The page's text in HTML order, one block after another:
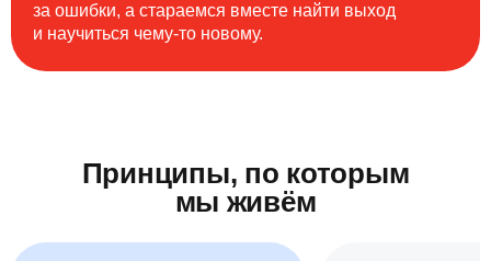
за ошибки, а стараемся вместе найти выход
и научиться чему-то новому.
Принципы, по которым
мы живём